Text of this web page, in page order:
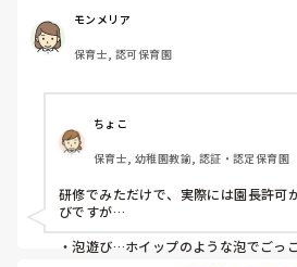
皆さんは「ごめんなさい」強要します
モンメリア
保育士, 認可保育園
ちょこ
保育士, 幼稚園教諭, 認証・認定保育園
研修でみただけで、実際には園長許可
びですが…
・泡遊び…ホイップのような泡でごっ